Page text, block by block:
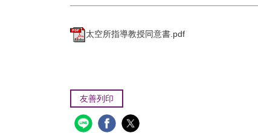
太空所指導教授同意書.pdf
友善列印